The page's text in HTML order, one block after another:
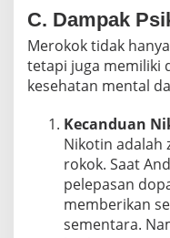
C. Dampak
Merokok tidak
tetapi juga memiliki
kesehatan mental
Kecanduan
Nikotin adalah
rokok. Saat
pelepasan
memberikan
sementara.